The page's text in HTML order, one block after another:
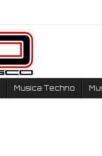
Musica Techno